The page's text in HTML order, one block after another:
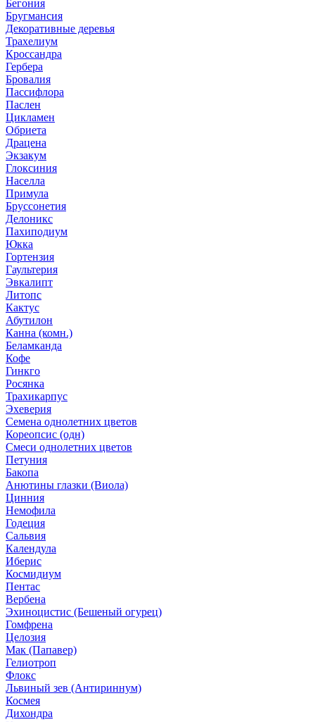
Бегония
Бругмансия
Декоративные деревья
Трахелиум
Кроссандра
Гербера
Бровалия
Пассифлора
Паслен
Цикламен
Обриета
Драцена
Экзакум
Глоксиния
Населла
Примула
Бруссонетия
Делоникс
Пахиподиум
Юкка
Гортензия
Гаультерия
Эвкалипт
Литопс
Кактус
Абутилон
Канна (комн.)
Беламканда
Кофе
Гинкго
Росянка
Трахикарпус
Эхеверия
Семена однолетних цветов
Кореопсис (одн)
Смеси однолетних цветов
Петуния
Бакопа
Анютины глазки (Виола)
Цинния
Немофила
Годеция
Сальвия
Календула
Иберис
Космидиум
Пентас
Вербена
Эхиноцистис (Бешеный огурец)
Гомфрена
Целозия
Мак (Папавер)
Гелиотроп
Флокс
Львиный зев (Антириннум)
Космея
Дихондра